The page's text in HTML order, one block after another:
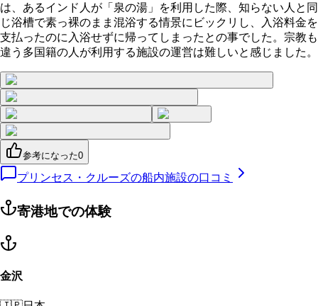
は、あるインド人が「泉の湯」を利用した際、知らない人と同
じ浴槽で素っ裸のまま混浴する情景にビックリし、入浴料金を
支払ったのに入浴せずに帰ってしまったとの事でした。宗教も
違う多国籍の人が利用する施設の運営は難しいと感じました。
参考になった0
プリンセス・クルーズの船内施設の口コミ
寄港地での体験
金沢